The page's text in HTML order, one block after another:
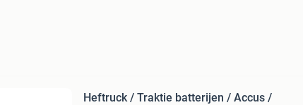
Heftruck / Traktie batterijen / Accus /